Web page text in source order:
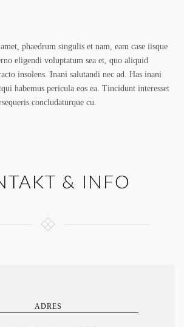
phaedrum singulis et nam, eam case iisque
eligendi voluptatum sea et, quo aliquid
insolens. Inani salutandi nec ad. Has inani
habemus pericula eos ea. Tincidunt interesset
concludaturque cu.
& INFO
ADRES